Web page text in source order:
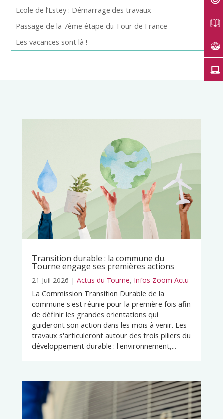
Ecole de l’Estey : Démarrage des travaux
Passage de la 7ème étape du Tour de France
Les vacances sont là !
Transition durable : la commune du
Tourne engage ses premières actions
21 Juil 2026 | Actus du Tourne, Infos Zoom Actu
La Commission Transition Durable de la
commune s'est réunie pour la première fois afin
de définir les grandes orientations qui
guideront son action dans les mois à venir. Les
travaux s'articuleront autour des trois piliers du
développement durable : l'environnement,...